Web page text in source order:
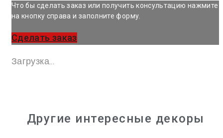
Что бы сделать заказ или получить консультацию нажмите
на кнопку справа и заполните форму.
Сделать заказ
Загрузка...
Другие интересные декоры